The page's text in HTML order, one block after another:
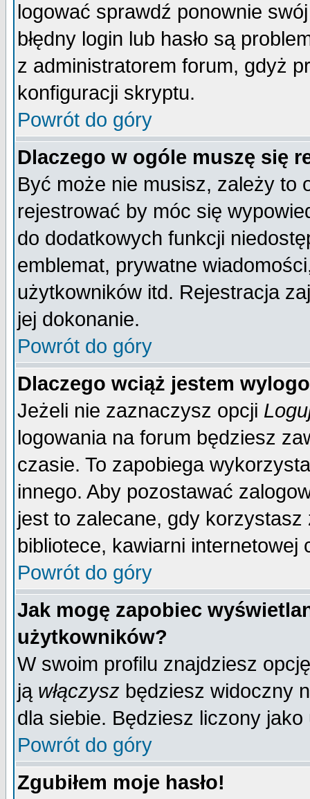
logować sprawdź ponownie
błędny login lub hasło są
z administratorem forum, gdyż
konfiguracji skryptu.
Powrót do góry
Dlaczego w ogóle muszę się
Być może nie musisz, zależy to
rejestrować by móc się
do dodatkowych funkcji
emblemat, prywatne
użytkowników itd. Rejestracja
jej dokonanie.
Powrót do góry
Dlaczego wciąż jestem
Jeżeli nie zaznaczysz opcji
logowania na forum będziesz
czasie. To zapobiega
innego. Aby pozostawać
jest to zalecane, gdy
bibliotece, kawiarni internetowej
Powrót do góry
Jak mogę zapobiec
użytkowników?
W swoim profilu znajdziesz
ją włączysz będziesz widoczny
dla siebie. Będziesz liczony
Powrót do góry
Zgubiłem moje hasło!